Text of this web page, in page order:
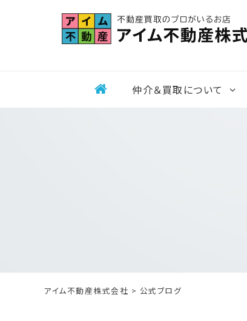
仲介＆買取について
アイム不動産株式会社 > 公式ブログ